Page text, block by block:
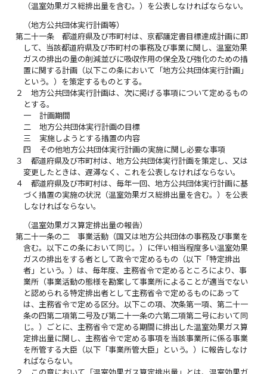
（温室効果ガス総排出量を含む。）を公表しなければならない。
（地方公共団体実行計画等）
第二十一条
都道府県及び市町村は、京都議定書目標達成計画に即
して、当該都道府県及び市町村の事務及び事業に関し、温室効果
ガスの排出の量の削減並びに吸収作用の保全及び強化のための措
置に関する計画（以下この条において「地方公共団体実行計画」
という。）を策定するものとする。
２
地方公共団体実行計画は、次に掲げる事項について定めるもの
とする。
一
計画期間
二
地方公共団体実行計画の目標
三
実施しようとする措置の内容
四
その他地方公共団体実行計画の実施に関し必要な事項
３
都道府県及び市町村は、地方公共団体実行計画を策定し、又は
変更したときは、遅滞なく、これを公表しなければならない。
４
都道府県及び市町村は、毎年一回、地方公共団体実行計画に基
づく措置の実施の状況（温室効果ガス総排出量を含む。）を公表
しなければならない。
（温室効果ガス算定排出量の報告）
第二十一条の二
事業活動（国又は地方公共団体の事務及び事業を
含む。以下この条において同じ。）に伴い相当程度多い温室効果
ガスの排出をする者として政令で定めるもの（以下「特定排出
者」という。）は、毎年度、主務省令で定めるところにより、事
業所（事業活動の態様を勘案して事業所によることが適当でない
と認められる特定排出者として主務省令で定めるものにあって
は、主務省令で定める区分。以下この項、次条第一項、第二十一
条の四第二項第二号及び第二十一条の六第二項第二号において同
じ。）ごとに、主務省令で定める期間に排出した温室効果ガス算
定排出量に関し、主務省令で定める事項を当該事業所に係る事業
を所管する大臣（以下「事業所管大臣」という。）に報告しなけ
ればならない。